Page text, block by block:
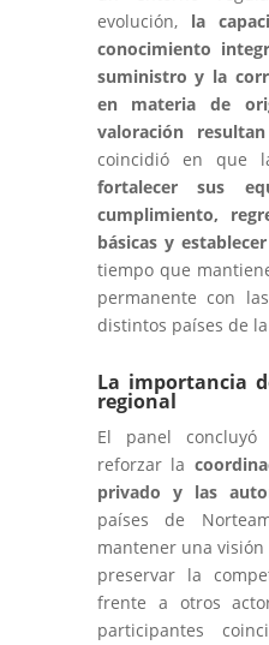
evolución, la
conocimiento
suministro y la
en materia de
valoración
coincidió en que
fortalecer sus
cumplimiento,
básicas y
tiempo que
permanente con
distintos países de
La importancia
regional
El panel
reforzar la
privado y las
países de
mantener una
preservar la
frente a otros
participantes